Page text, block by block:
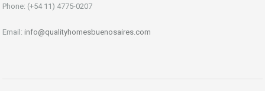
Phone: (+54 11) 4775-0207
Email: info@qualityhomesbuenosaires.com